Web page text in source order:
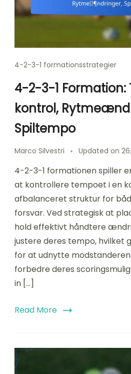
4-2-3-1 formationsstrategier
4-2-3-1 Formation:
kontrol,
Spiltempo
Marco Silvestri Updated on
4-2-3-1 formationen spiller
at kontrollere tempoet i en
afbalanceret struktur for
forsvar. Ved strategisk at
hold effektivt håndtere
justere deres tempo, hvilket
for at udnytte
forbedre deres
in […]
Read More